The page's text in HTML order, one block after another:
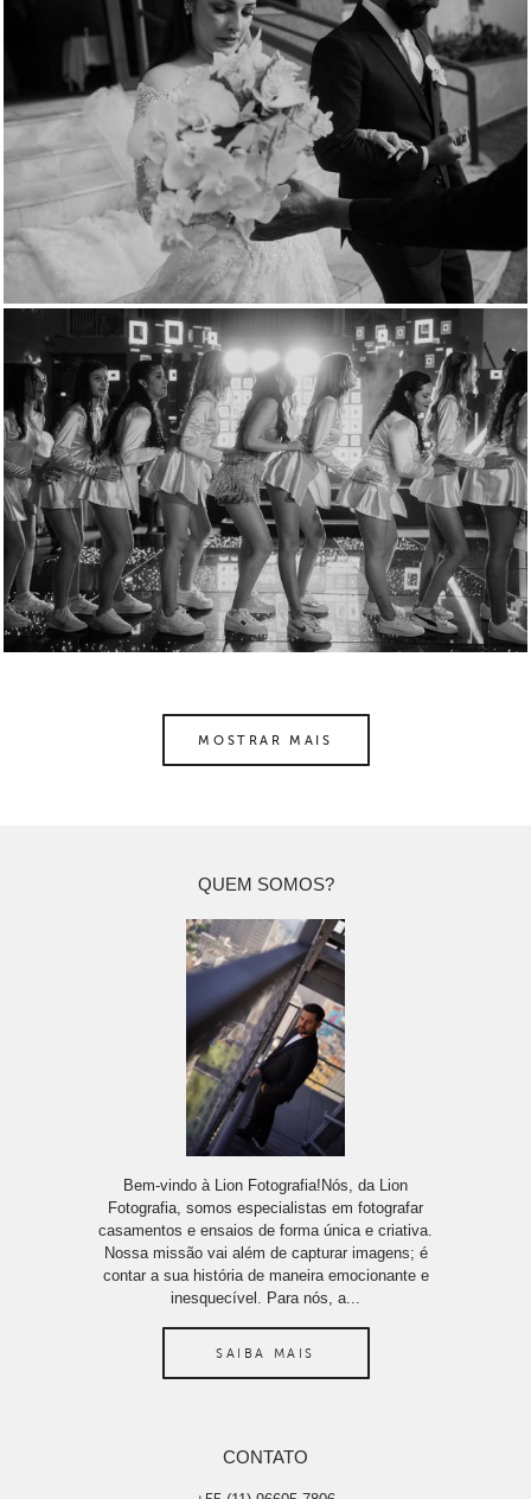
MOSTRAR MAIS
QUEM SOMOS?
Bem-vindo à Lion Fotografia!Nós, da Lion
Fotografia, somos especialistas em fotografar
casamentos e ensaios de forma única e criativa.
Nossa missão vai além de capturar imagens; é
contar a sua história de maneira emocionante e
inesquecível. Para nós, a...
SAIBA MAIS
CONTATO